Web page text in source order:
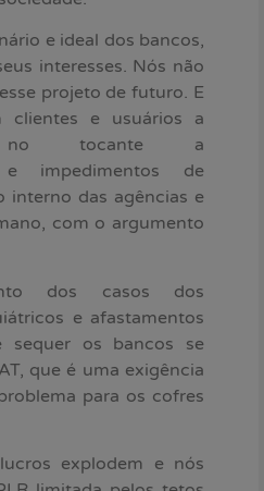
e ideal dos bancos,
interesses. Nós não
projeto de futuro. E
clientes e usuários a
no tocante a
e impedimentos de
interno das agências e
com o argumento
dos casos dos
e afastamentos
sequer os bancos se
que é uma exigência
para os cofres
explodem e nós